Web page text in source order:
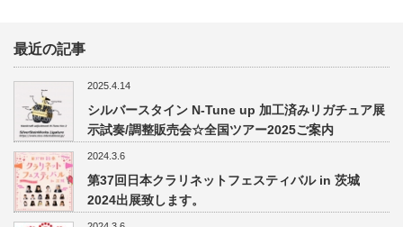
最近の記事
2025.4.14
シルバースタイン N-Tune up 加工済みリガチュア展
示試奏/調整販売会☆全国ツアー2025ご案内
2024.3.6
第37回日本クラリネットフェスティバル in 茨城
2024出展致します。